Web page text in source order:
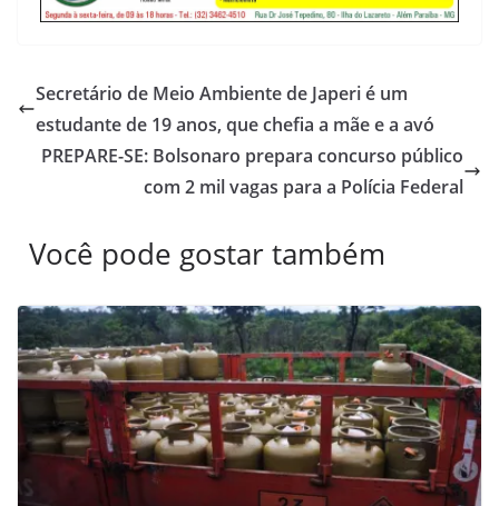
Secretário de Meio Ambiente de Japeri é um
estudante de 19 anos, que chefia a mãe e a avó
PREPARE-SE: Bolsonaro prepara concurso público
com 2 mil vagas para a Polícia Federal
Você pode gostar também